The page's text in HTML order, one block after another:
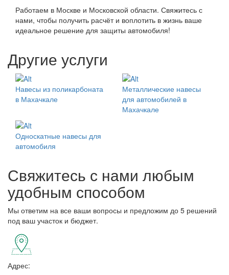
Работаем в Москве и Московской области. Свяжитесь с
нами, чтобы получить расчёт и воплотить в жизнь ваше
идеальное решение для защиты автомобиля!
Другие услуги
Навесы из поликарбоната
в Махачкале
Металлические навесы
для автомобилей в
Махачкале
Односкатные навесы для
автомобиля
Свяжитесь с нами любым
удобным способом
Мы ответим на все ваши вопросы и предложим до 5 решений
под ваш участок и бюджет.
Адрес: